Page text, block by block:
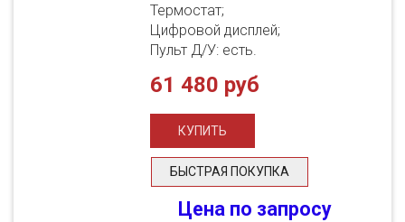
Термостат;
Цифровой дисплей;
Пульт Д/У: есть.
61 480 руб
БЫСТРАЯ ПОКУПКА
Цена по запросу